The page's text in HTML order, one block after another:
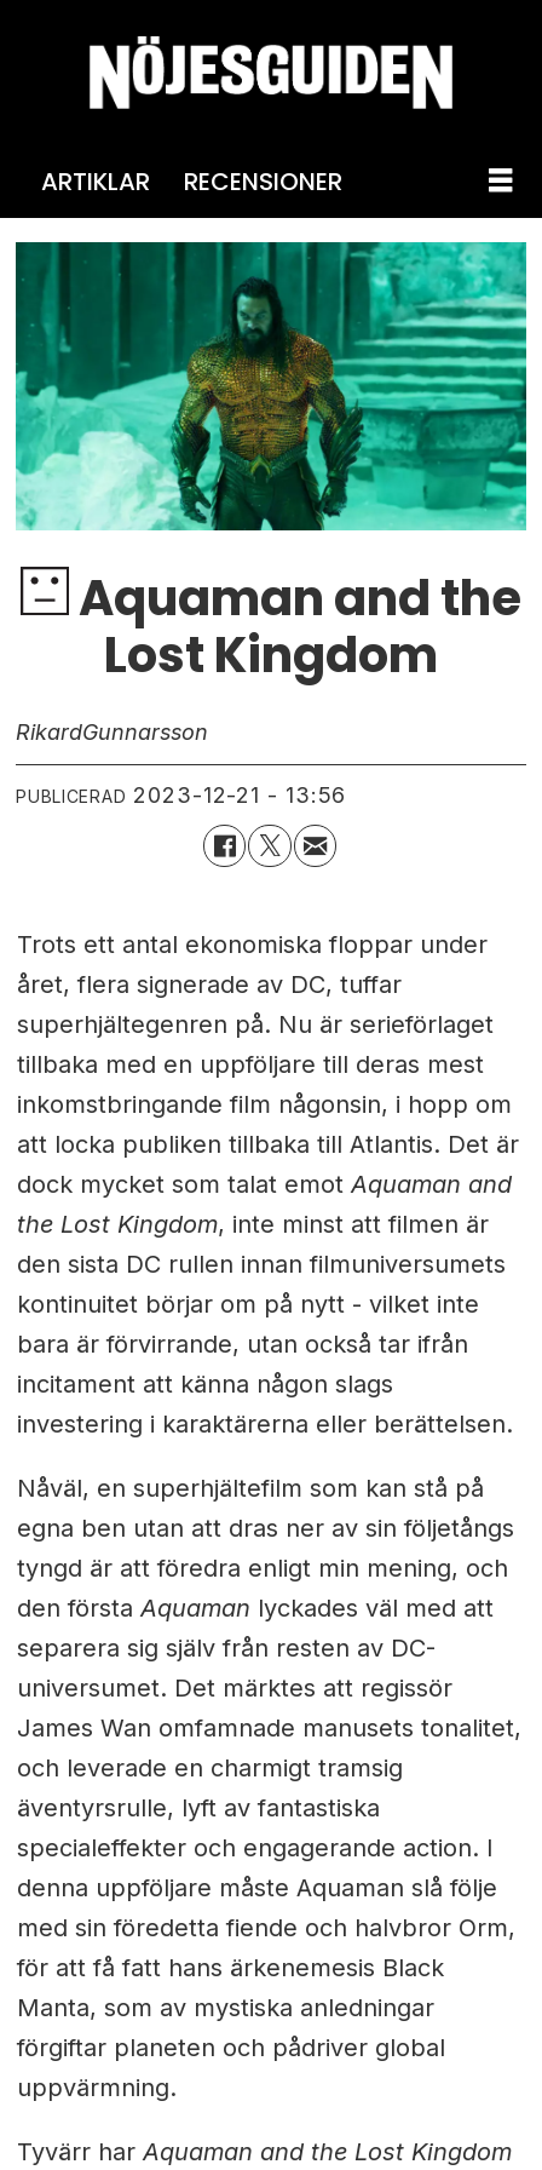
ARTIKLAR RECENSIONER
Aquaman and the
Lost Kingdom
RikardGunnarsson
PUBLICERAD 2023-12-21 - 13:56
Trots ett antal ekonomiska floppar under
året, flera signerade av DC, tuffar
superhjältegenren på. Nu är serieförlaget
tillbaka med en uppföljare till deras mest
inkomstbringande film någonsin, i hopp om
att locka publiken tillbaka till Atlantis. Det är
dock mycket som talat emot Aquaman and
the Lost Kingdom, inte minst att filmen är
den sista DC rullen innan filmuniversumets
kontinuitet börjar om på nytt - vilket inte
bara är förvirrande, utan också tar ifrån
incitament att känna någon slags
investering i karaktärerna eller berättelsen.
Nåväl, en superhjältefilm som kan stå på
egna ben utan att dras ner av sin följetångs
tyngd är att föredra enligt min mening, och
den första Aquaman lyckades väl med att
separera sig själv från resten av DC-
universumet. Det märktes att regissör
James Wan omfamnade manusets tonalitet,
och leverade en charmigt tramsig
äventyrsrulle, lyft av fantastiska
specialeffekter och engagerande action. I
denna uppföljare måste Aquaman slå följe
med sin föredetta fiende och halvbror Orm,
för att få fatt hans ärkenemesis Black
Manta, som av mystiska anledningar
förgiftar planeten och pådriver global
uppvärmning.
Tyvärr har Aquaman and the Lost Kingdom